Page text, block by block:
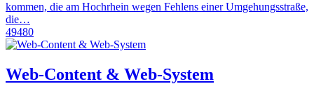
kommen, die am Hochrhein wegen Fehlens einer Umgehungsstraße,
die…
49480
Web-Content & Web-System